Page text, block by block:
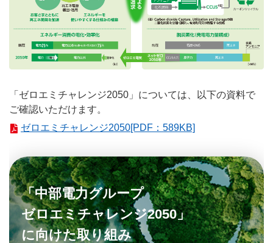
「ゼロエミチャレンジ2050」については、以下の資料で
ご確認いただけます。
ゼロエミチャレンジ2050[PDF：589KB]
「中部電力グループ
ゼロエミチャレンジ2050」
に向けた取り組み